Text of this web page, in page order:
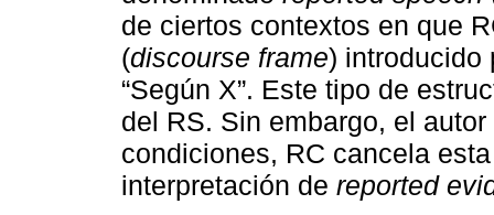
de ciertos contextos en que
(discourse frame) introducido
“Según X”. Este tipo de
del RS. Sin embargo, el
condiciones, RC cancela
interpretación de reported